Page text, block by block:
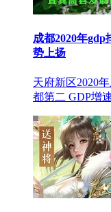
成都2020年gdp
势上扬
天府新区2020
都第二 GDP增